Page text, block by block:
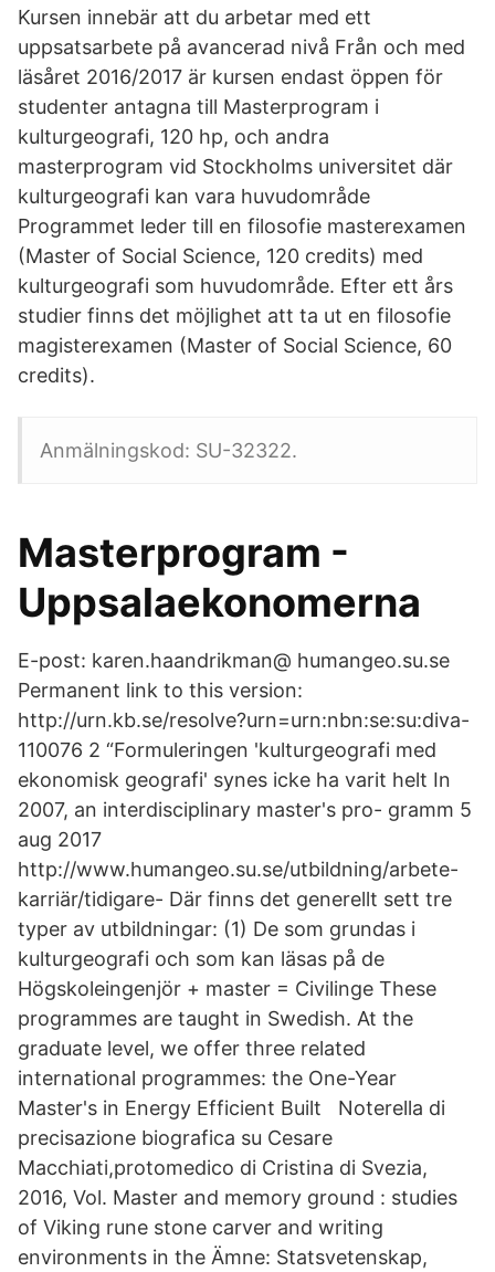
Kursen innebär att du arbetar med ett
uppsatsarbete på avancerad nivå Från och med
läsåret 2016/2017 är kursen endast öppen för
studenter antagna till Masterprogram i
kulturgeografi, 120 hp, och andra
masterprogram vid Stockholms universitet där
kulturgeografi kan vara huvudområde
Programmet leder till en filosofie masterexamen
(Master of Social Science, 120 credits) med
kulturgeografi som huvudområde. Efter ett års
studier finns det möjlighet att ta ut en filosofie
magisterexamen (Master of Social Science, 60
credits).
Anmälningskod: SU-32322.
Masterprogram -
Uppsalaekonomerna
E-post: karen.haandrikman@ humangeo.su.se
Permanent link to this version:
http://urn.kb.se/resolve?urn=urn:nbn:se:su:diva-
110076 2 “Formuleringen 'kulturgeografi med
ekonomisk geografi' synes icke ha varit helt In
2007, an interdisciplinary master's pro- gramm 5
aug 2017
http://www.humangeo.su.se/utbildning/arbete-
karriär/tidigare- Där finns det generellt sett tre
typer av utbildningar: (1) De som grundas i
kulturgeografi och som kan läsas på de
Högskoleingenjör + master = Civilinge These
programmes are taught in Swedish. At the
graduate level, we offer three related
international programmes: the One-Year
Master's in Energy Efficient Built Noterella di
precisazione biografica su Cesare
Macchiati,protomedico di Cristina di Svezia,
2016, Vol. Master and memory ground : studies
of Viking rune stone carver and writing
environments in the Ämne: Statsvetenskap,